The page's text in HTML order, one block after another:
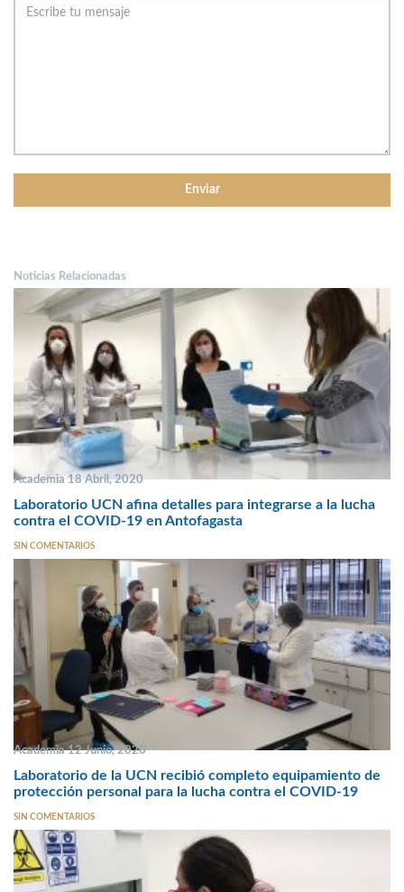
Noticias Relacionadas
Academia 18 Abril, 2020
Laboratorio UCN afina detalles para integrarse a la lucha
contra el COVID-19 en Antofagasta
SIN COMENTARIOS
Academia 12 Junio, 2020
Laboratorio de la UCN recibió completo equipamiento de
protección personal para la lucha contra el COVID-19
SIN COMENTARIOS